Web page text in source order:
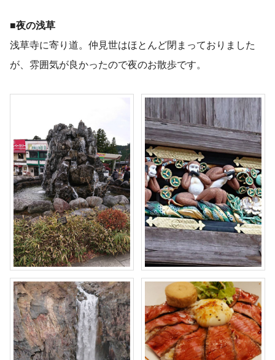
■夜の浅草
浅草寺に寄り道。仲見世はほとんど閉まっておりました
が、雰囲気が良かったので夜のお散歩です。